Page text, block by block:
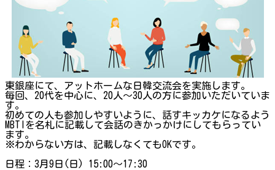
東銀座にて、アットホームな日韓交流会を実施します。
毎回、20代を中心に、20人～30人の方に参加いただいていま
す。
初めての人も参加しやすいように、話すキッカケになるよう
MBTIを名札に記載して会話のきかっかけにしてもらってい
ます。
※わからない方は、記載しなくてもOKです。
日程：3月9日(日) 15:00～17:30